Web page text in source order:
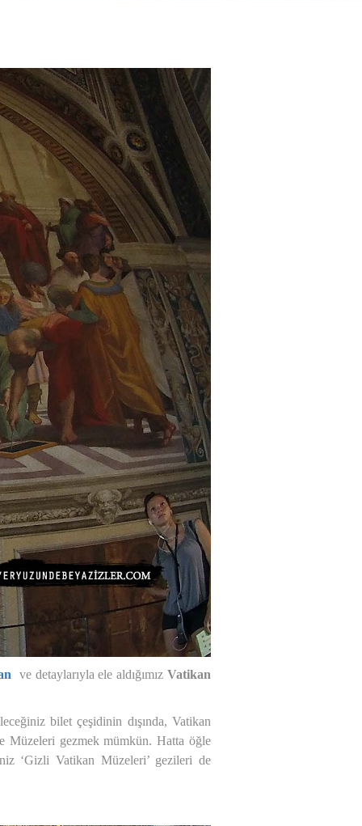
ve detaylarıyla ele aldığımızVatikan
bilet çeşidinin dışında, Vatikan
Müzeleri gezmek mümkün. Hatta öğle
‘Gizli Vatikan Müzeleri’ gezileri de